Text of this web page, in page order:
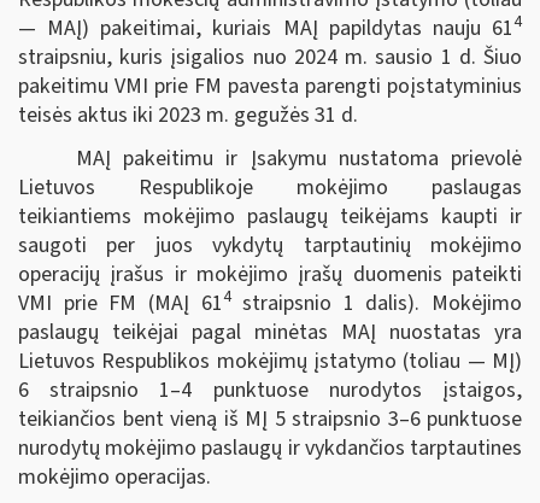
— MAĮ) pakeitimai, kuriais MAĮ papildytas nauju 614
straipsniu, kuris įsigalios nuo 2024 m. sausio 1 d. Šiuo
pakeitimu VMI prie FM pavesta parengti poįstatyminius
teisės aktus iki 2023 m. gegužės 31 d.
MAĮ pakeitimu ir Įsakymu nustatoma prievolė
Lietuvos Respublikoje mokėjimo paslaugas
teikiantiems mokėjimo paslaugų teikėjams kaupti ir
saugoti per juos vykdytų tarptautinių mokėjimo
operacijų įrašus ir mokėjimo įrašų duomenis pateikti
VMI prie FM (MAĮ 614straipsnio 1 dalis). Mokėjimo
paslaugų teikėjai pagal minėtas MAĮ nuostatas yra
Lietuvos Respublikos mokėjimų įstatymo (toliau — MĮ)
6 straipsnio 1–4 punktuose nurodytos įstaigos,
teikiančios bent vieną iš MĮ 5 straipsnio 3–6 punktuose
nurodytų mokėjimo paslaugų ir vykdančios tarptautines
mokėjimo operacijas.